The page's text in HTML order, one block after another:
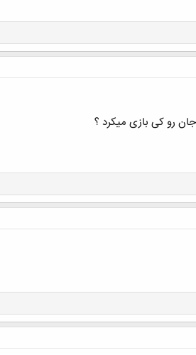
رو کی بازی میکرد ؟